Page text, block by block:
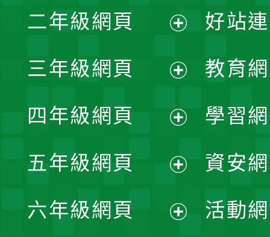
開
選
單
二年級網頁
開
選
單
三年級網頁
開
選
單
四年級網頁
開
選
五年級網頁
開
六年級網頁
好站
教育
學習
資安
活動